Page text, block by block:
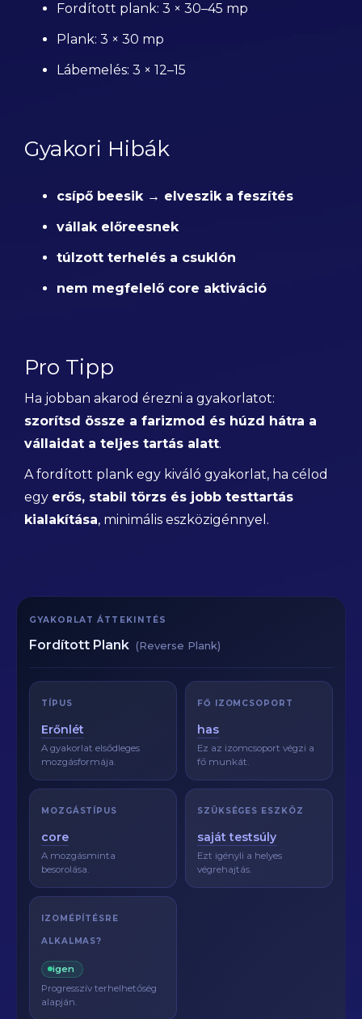
Fordított plank: 3 × 30–45 mp
Plank: 3 × 30 mp
Lábemelés: 3 × 12–15
Gyakori Hibák
csípő beesik → elveszik a feszítés
vállak előreesnek
túlzott terhelés a csuklón
nem megfelelő core aktiváció
Pro Tipp
Ha jobban akarod érezni a gyakorlatot:
szorítsd össze a farizmod és húzd hátra a
vállaidat a teljes tartás alatt.
A fordított plank egy kiváló gyakorlat, ha célod
egy erős, stabil törzs és jobb testtartás
kialakítása, minimális eszközigénnyel.
GYAKORLAT ÁTTEKINTÉS
Fordított Plank (Reverse Plank)
TÍPUS
Erőnlét
A gyakorlat elsődleges
mozgásformája.
FŐ IZOMCSOPORT
has
Ez az izomcsoport végzi a
fő munkát.
MOZGÁSTÍPUS
core
A mozgásminta
besorolása.
SZÜKSÉGES ESZKÖZ
saját testsúly
Ezt igényli a helyes
végrehajtás.
IZOMÉPÍTÉSRE
ALKALMAS?
igen
Progresszív terhelhetőség
alapján.